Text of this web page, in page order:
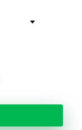
© 2014-2026 EndorPhone